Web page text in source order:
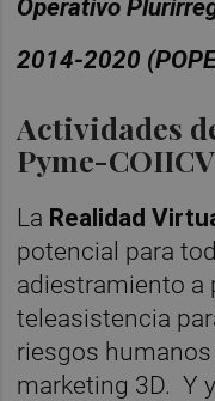
Operativo
2014-2020
Actividades
Pyme-COIICV
La Realidad
potencial para
adiestramiento a
teleasistencia
riesgos humanos
marketing 3D. Y